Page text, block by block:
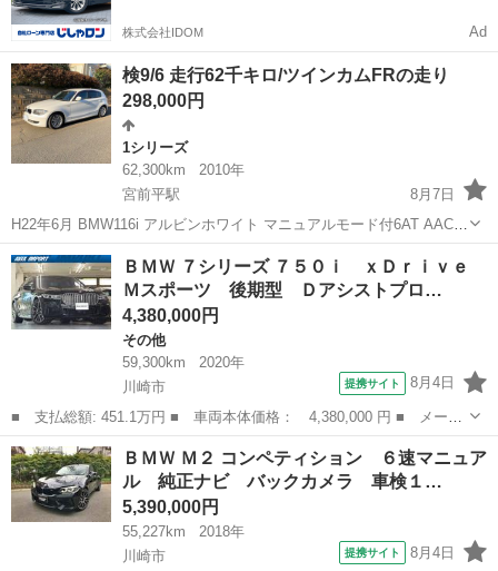
オートハイビーム
Ｓクローズドア 禁
煙 （検9.9）
プ
株式会社IDOM Ad
検9/6 走行62千キロ/ツインカムFRの走り
298,000円
1シリーズ
62,300km
2010年
宮前平駅
8月7日
H22年6月 BMW116i アルビンホワイト マニュアルモード付6AT AAC
キーレスエントリー(スペア1本) PS/PW/SRSエアバック 純正AW/CD/
ナビ/TV/ETC/燃費計 保証書、取説、記録簿多...
神奈川 川崎市 1シリーズ
ＢＭＷ ７シリーズ ７５０ｉ ｘＤｒｉｖｅ
Ｍスポーツ 後期型 Ｄアシストプロ…
4,380,000円
その他
59,300km
2020年
川崎市
提携サイト 8月4日
■ 支払総額: 451.1万円 ■ 車両本体価格： 4,380,000 円 ■ メーカ
ー名： ＢＭＷ ■ 車種名： ７シリーズ ■ グレード名： ７５０
ｉ ｘＤｒｉｖｅ Ｍスポーツ 後期型 Ｄアシストプロ 茶革 Ｓ
Ｒ ＴＯ...
神奈川 川崎市
ＢＭＷ Ｍ２ コンペティション ６速マニュア
ル 純正ナビ バックカメラ 車検１…
5,390,000円
55,227km
2018年
川崎市
提携サイト 8月4日